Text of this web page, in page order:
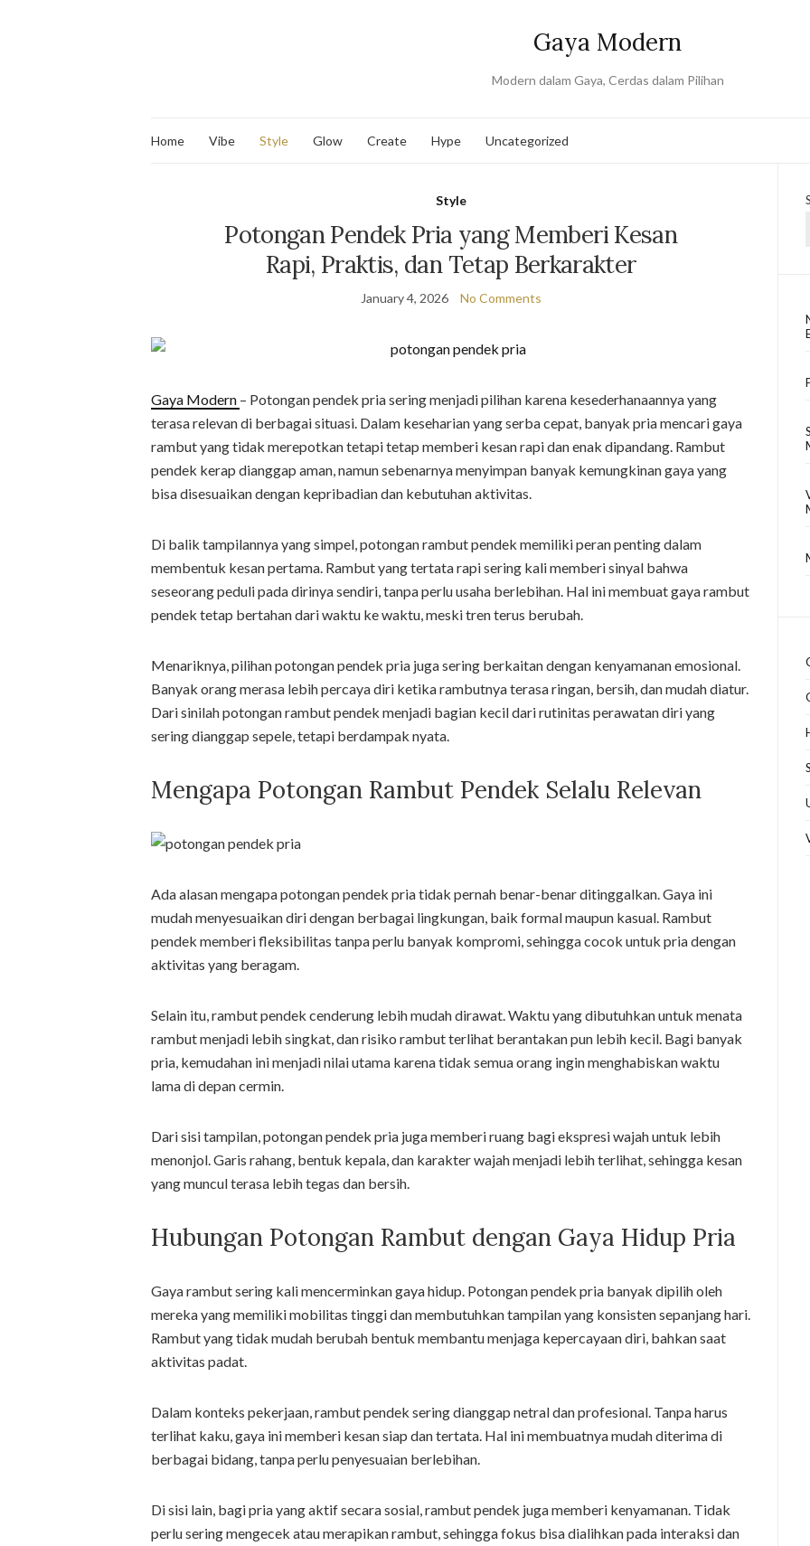
Gaya Modern
Modern dalam Gaya, Cerdas dalam Pilihan
Home Vibe Style Glow Create Hype Uncategorized
Style
Potongan Pendek Pria yang Memberi Kesan
Rapi, Praktis, dan Tetap Berkarakter
January 4, 2026 No Comments
Gaya Modern – Potongan pendek pria sering menjadi pilihan karena kesederhanaannya yang
terasa relevan di berbagai situasi. Dalam keseharian yang serba cepat, banyak pria mencari gaya
rambut yang tidak merepotkan tetapi tetap memberi kesan rapi dan enak dipandang. Rambut
pendek kerap dianggap aman, namun sebenarnya menyimpan banyak kemungkinan gaya yang
bisa disesuaikan dengan kepribadian dan kebutuhan aktivitas.
Di balik tampilannya yang simpel, potongan rambut pendek memiliki peran penting dalam
membentuk kesan pertama. Rambut yang tertata rapi sering kali memberi sinyal bahwa
seseorang peduli pada dirinya sendiri, tanpa perlu usaha berlebihan. Hal ini membuat gaya rambut
pendek tetap bertahan dari waktu ke waktu, meski tren terus berubah.
Menariknya, pilihan potongan pendek pria juga sering berkaitan dengan kenyamanan emosional.
Banyak orang merasa lebih percaya diri ketika rambutnya terasa ringan, bersih, dan mudah diatur.
Dari sinilah potongan rambut pendek menjadi bagian kecil dari rutinitas perawatan diri yang
sering dianggap sepele, tetapi berdampak nyata.
Mengapa Potongan Rambut Pendek Selalu Relevan
Ada alasan mengapa potongan pendek pria tidak pernah benar-benar ditinggalkan. Gaya ini
mudah menyesuaikan diri dengan berbagai lingkungan, baik formal maupun kasual. Rambut
pendek memberi fleksibilitas tanpa perlu banyak kompromi, sehingga cocok untuk pria dengan
aktivitas yang beragam.
Selain itu, rambut pendek cenderung lebih mudah dirawat. Waktu yang dibutuhkan untuk menata
rambut menjadi lebih singkat, dan risiko rambut terlihat berantakan pun lebih kecil. Bagi banyak
pria, kemudahan ini menjadi nilai utama karena tidak semua orang ingin menghabiskan waktu
lama di depan cermin.
Dari sisi tampilan, potongan pendek pria juga memberi ruang bagi ekspresi wajah untuk lebih
menonjol. Garis rahang, bentuk kepala, dan karakter wajah menjadi lebih terlihat, sehingga kesan
yang muncul terasa lebih tegas dan bersih.
Hubungan Potongan Rambut dengan Gaya Hidup Pria
Gaya rambut sering kali mencerminkan gaya hidup. Potongan pendek pria banyak dipilih oleh
mereka yang memiliki mobilitas tinggi dan membutuhkan tampilan yang konsisten sepanjang hari.
Rambut yang tidak mudah berubah bentuk membantu menjaga kepercayaan diri, bahkan saat
aktivitas padat.
Dalam konteks pekerjaan, rambut pendek sering dianggap netral dan profesional. Tanpa harus
terlihat kaku, gaya ini memberi kesan siap dan tertata. Hal ini membuatnya mudah diterima di
berbagai bidang, tanpa perlu penyesuaian berlebihan.
Di sisi lain, bagi pria yang aktif secara sosial, rambut pendek juga memberi kenyamanan. Tidak
perlu sering mengecek atau merapikan rambut, sehingga fokus bisa dialihkan pada interaksi dan